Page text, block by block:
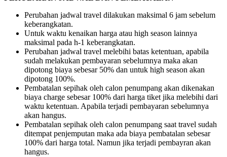
Perubahan jadwal travel dilakukan maksimal 6 jam sebelum
keberangkatan.
Untuk waktu kenaikan harga atau high season lainnya
maksimal pada h-1 keberangkatan.
Perubahan jadwal travel melebihi batas ketentuan, apabila
sudah melakukan pembayaran sebelumnya maka akan
dipotong biaya sebesar 50% dan untuk high season akan
dipotong 100%.
Pembatalan sepihak oleh calon penumpang akan dikenakan
biaya charge sebesar 100% dari harga tiket jika melebihi dari
waktu ketentuan. Apabila terjadi pembayaran sebelumnya
akan hangus.
Pembatalan sepihak oleh calon penumpang saat travel sudah
ditempat penjemputan maka ada biaya pembatalan sebesar
100% dari harga total. Namun jika terjadi pembayran akan
hangus.